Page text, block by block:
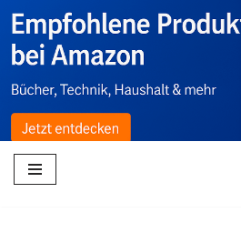
Zum
Inhalt
springen